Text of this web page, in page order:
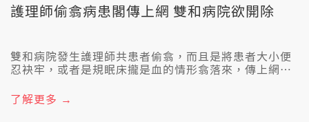
護理師偷翕病患閣傳上網 雙和病院欲開除
雙和病院發生護理師共患者偷翕，而且是將患者大小便
忍袂牢，或者是規眠床攏是血的情形翕落來，傳上網
嚴重會共護理師辭頭路。
了解更多 →